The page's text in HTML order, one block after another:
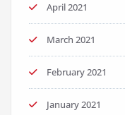
April 2021
March 2021
February 2021
January 2021